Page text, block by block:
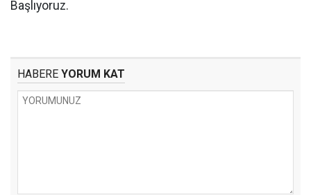
Başlıyoruz.
HABERE YORUM KAT